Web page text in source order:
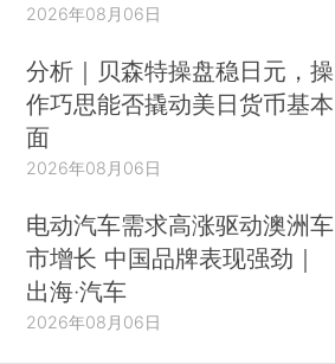
2026年08月06日
分析｜贝森特操盘稳日元，操
作巧思能否撬动美日货币基本
面
2026年08月06日
电动汽车需求高涨驱动澳洲车
市增长 中国品牌表现强劲｜
出海·汽车
2026年08月06日